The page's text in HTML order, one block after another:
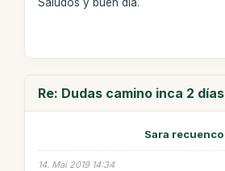
Re: Dudas camino inca 2 días
Sara recuenco
14. Mai 2019 14:34